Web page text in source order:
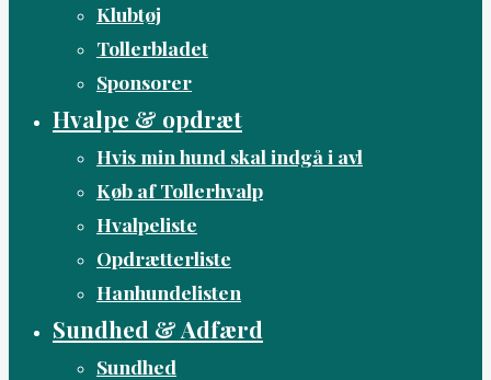
Klubtøj
Tollerbladet
Sponsorer
Hvalpe & opdræt
Hvis min hund skal indgå i avl
Køb af Tollerhvalp
Hvalpeliste
Opdrætterliste
Hanhundelisten
Sundhed & Adfærd
Sundhed